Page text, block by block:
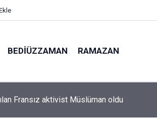
BEDIÜZZAMAN RAMAZAN
evrim geçirdiğini söyleyebilir miydik?